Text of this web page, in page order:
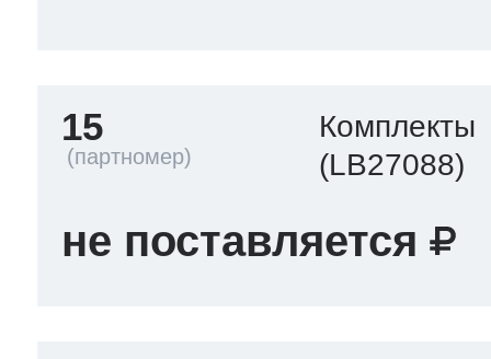
15
Комплекты
(LB27088)
не поставляется